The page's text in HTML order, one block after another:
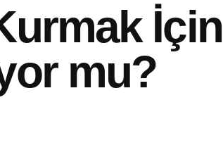
İçin
mu?